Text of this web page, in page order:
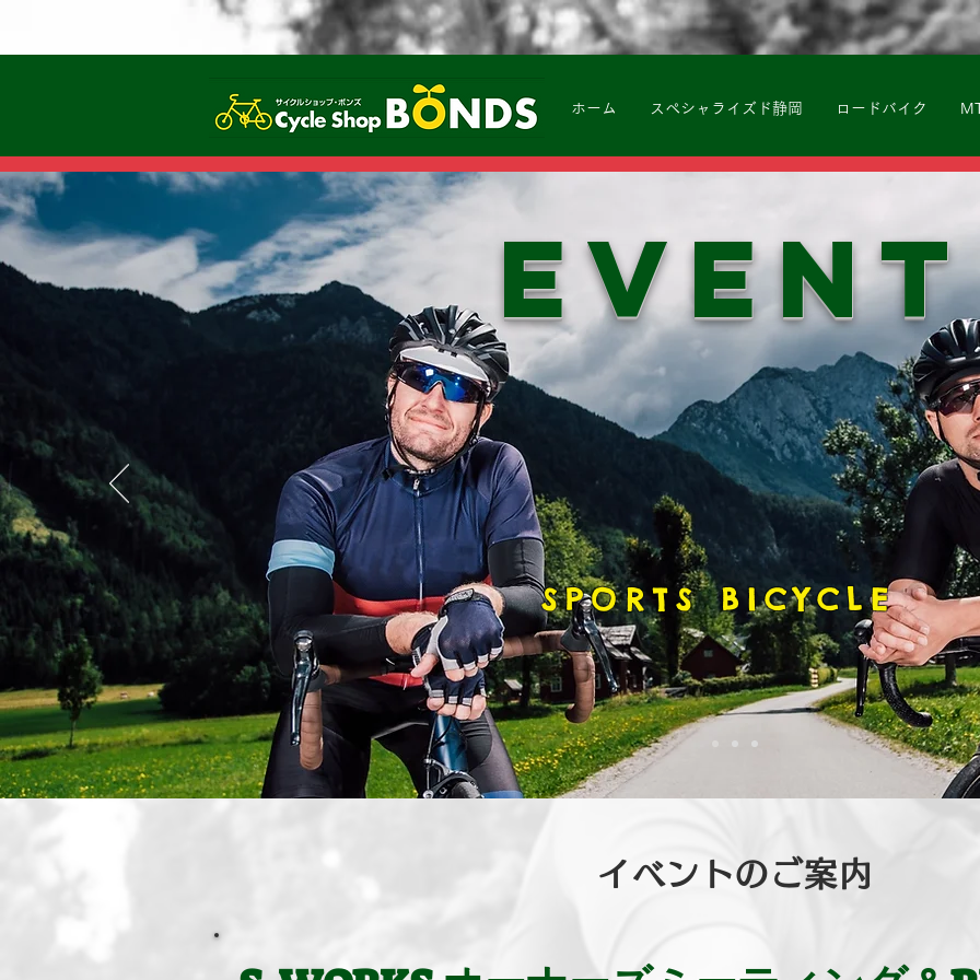
ホーム スペシャライズド静岡 ロードバイク
EVENT
SPORTS BICYCLE
イベントのご案内